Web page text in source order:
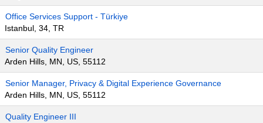
Office Services Support - Türkiye
Istanbul, 34, TR
Senior Quality Engineer
Arden Hills, MN, US, 55112
Senior Manager, Privacy & Digital Experience Governance
Arden Hills, MN, US, 55112
Quality Engineer III